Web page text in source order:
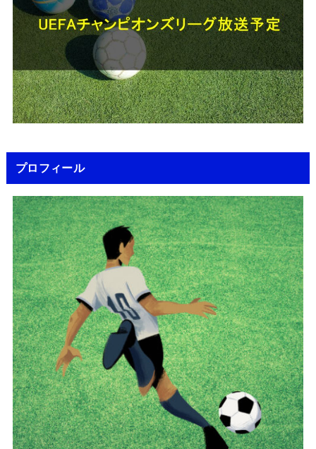
プロフィール